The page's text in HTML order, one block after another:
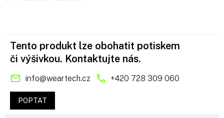
Tento produkt lze obohatit potiskem
či výšivkou. Kontaktujte nás.
info@weartech.cz +420 728 309 060
POPTAT